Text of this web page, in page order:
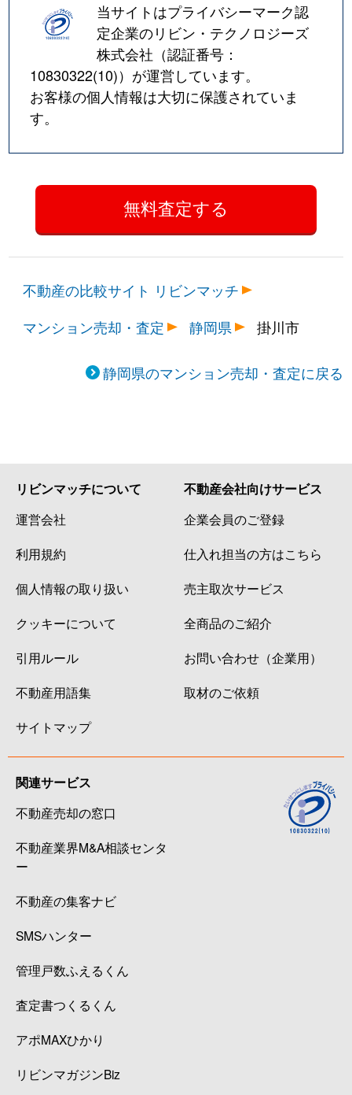
当サイトはプライバシーマーク認
定企業のリビン・テクノロジーズ
株式会社（認証番号：
10830322(10)）が運営しています。
お客様の個人情報は大切に保護されていま
す。
不動産の比較サイト リビンマッチ
マンション売却・査定
静岡県 掛川市
静岡県のマンション売却・査定に戻る
リビンマッチについて
運営会社
利用規約
個人情報の取り扱い
クッキーについて
引用ルール
不動産用語集
サイトマップ
不動産会社向けサービス
企業会員のご登録
仕入れ担当の方はこちら
売主取次サービス
全商品のご紹介
お問い合わせ（企業用）
取材のご依頼
関連サービス
不動産売却の窓口
不動産業界M&A相談センタ
ー
不動産の集客ナビ
SMSハンター
管理戸数ふえるくん
査定書つくるくん
アポMAXひかり
リビンマガジンBiz